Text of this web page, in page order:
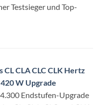
Testsieger und Top-
CL CLA CLC CLK Hertz
W Upgrade
Endstufen-Upgrade